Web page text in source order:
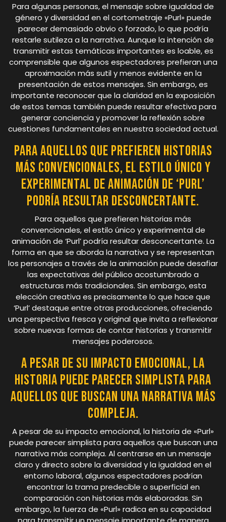
Para algunas personas, el mensaje sobre igualdad de
género y diversidad en el cortometraje «Purl» puede
parecer demasiado obvio o forzado, lo que podría
restarle sutileza a la narrativa. Aunque la intención de
transmitir estas temáticas importantes es loable, es
comprensible que algunos espectadores prefieran una
aproximación más sutil y menos evidente en la
presentación de estos mensajes. Sin embargo, es
importante reconocer que la claridad en la exposición
de estos temas también puede resultar efectiva para
generar conciencia y promover la reflexión sobre
cuestiones fundamentales en nuestra sociedad actual.
Para aquellos que prefieren historias
más convencionales, el estilo único y
experimental de animación de ‘Purl’
podría resultar desconcertante.
Para aquellos que prefieren historias más
convencionales, el estilo único y experimental de
animación de ‘Purl’ podría resultar desconcertante. La
forma en que se aborda la narrativa y se representan
los personajes a través de la animación puede desafiar
las expectativas del público acostumbrado a
estructuras más tradicionales. Sin embargo, esta
elección creativa es precisamente lo que hace que
‘Purl’ destaque entre otras producciones, ofreciendo
una perspectiva fresca y original que invita a reflexionar
sobre nuevas formas de contar historias y transmitir
mensajes poderosos.
A pesar de su impacto emocional, la
historia puede parecer simplista para
aquellos que buscan una narrativa más
compleja.
A pesar de su impacto emocional, la historia de «Purl»
puede parecer simplista para aquellos que buscan una
narrativa más compleja. Al centrarse en un mensaje
claro y directo sobre la diversidad y la igualdad en el
entorno laboral, algunos espectadores podrían
encontrar la trama predecible o superficial en
comparación con historias más elaboradas. Sin
embargo, la fuerza de «Purl» radica en su capacidad